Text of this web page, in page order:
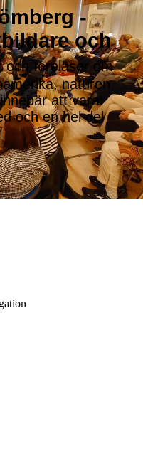
-
och
och föreläser om
naturen
att vara
och en hel del